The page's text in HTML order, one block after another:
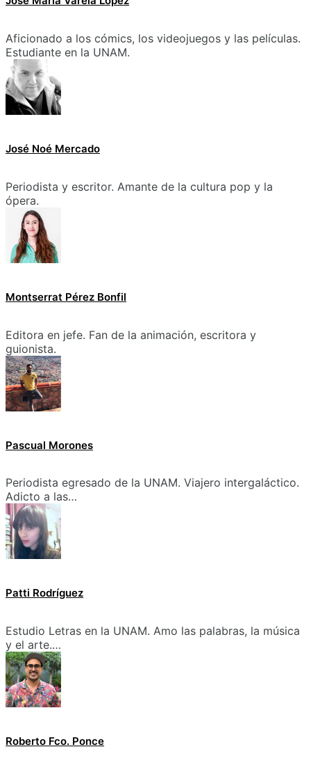
Aficionado a los cómics, los videojuegos y las películas.
Estudiante en la UNAM.
José Noé Mercado
Periodista y escritor. Amante de la cultura pop y la
ópera.
Montserrat Pérez Bonfil
Editora en jefe. Fan de la animación, escritora y
guionista.
Pascual Morones
Periodista egresado de la UNAM. Viajero intergaláctico.
Adicto a las…
Patti Rodríguez
Estudio Letras en la UNAM. Amo las palabras, la música
y el arte.…
Roberto Fco. Ponce